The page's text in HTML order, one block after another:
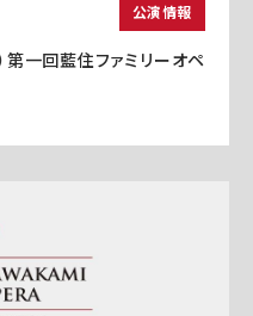
公演情報
第一回藍住ファミリーオペ